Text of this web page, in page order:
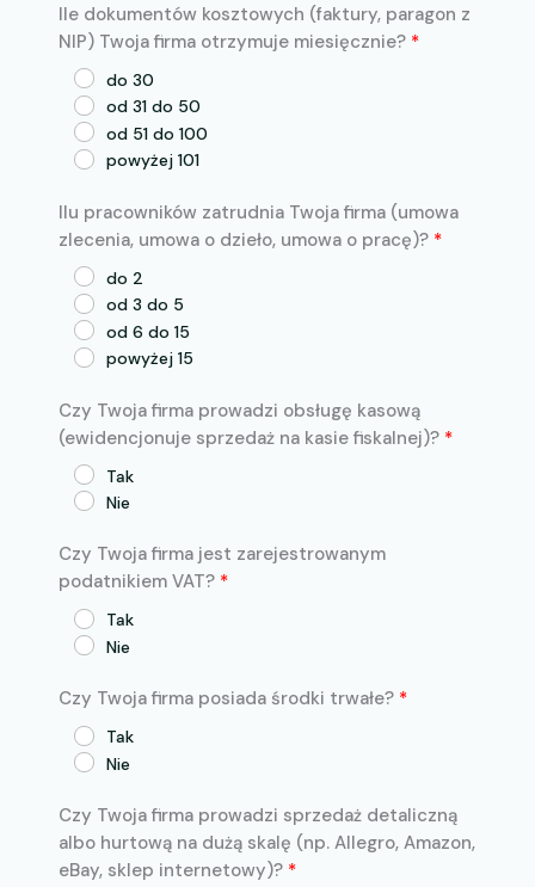
Ile dokumentów kosztowych (faktury, paragon z
NIP) Twoja firma otrzymuje miesięcznie?
do 30
od 31 do 50
od 51 do 100
powyżej 101
Ilu pracowników zatrudnia Twoja firma (umowa
zlecenia, umowa o dzieło, umowa o pracę)?
do 2
od 3 do 5
od 6 do 15
powyżej 15
Czy Twoja firma prowadzi obsługę kasową
(ewidencjonuje sprzedaż na kasie fiskalnej)?
Tak
Nie
Czy Twoja firma jest zarejestrowanym
podatnikiem VAT?
Tak
Nie
Czy Twoja firma posiada środki trwałe?
Tak
Nie
Czy Twoja firma prowadzi sprzedaż detaliczną
albo hurtową na dużą skalę (np. Allegro, Amazon,
eBay, sklep internetowy)?